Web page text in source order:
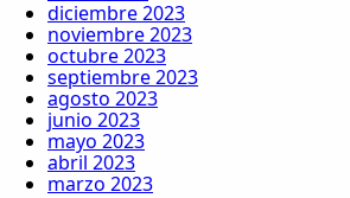
diciembre 2023
noviembre 2023
octubre 2023
septiembre 2023
agosto 2023
junio 2023
mayo 2023
abril 2023
marzo 2023